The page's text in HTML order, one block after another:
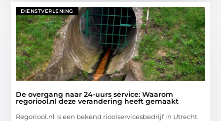
DIENSTVERLENING
De overgang naar 24-uurs service: Waarom
regoriool.nl deze verandering heeft gemaakt
Regoriool.nl is een bekend rioolservicesbedrijf in Utrecht.